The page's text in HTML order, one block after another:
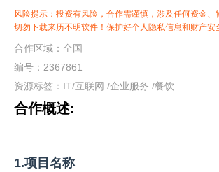
风险提示：投资有风险，合作需谨慎，涉及任何资金、
切勿下载来历不明软件！保护好个人隐私信息和财产安
合作区域：全国
编号：2367861
资源标签： IT/互联网 /企业服务 /餐饮
合作概述:
1.项目名称